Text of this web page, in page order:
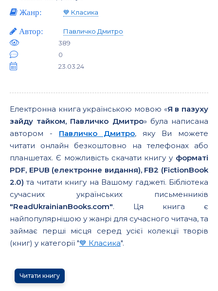
Жанр:
💙 Класика
Автор:
Павличко Дмитро
389
0
23.03.24
Електронна книга українською мовою «Я в пазуху
зайду тайком, Павличко Дмитро» була написана
автором - Павличко Дмитро, яку Ви можете
читати онлайн безкоштовно на телефонах або
планшетах. Є можливість скачати книгу у форматі
PDF, EPUB (електронне видання), FB2 (FictionBook
2.0) та читати книгу на Вашому гаджеті. Бібліотека
сучасних українських письменників
"ReadUkrainianBooks.com". Ця книга є
найпопулярнішою у жанрі для сучасного читача, та
займає перші місця серед усієї колекції творів
(книг) у категорії "💙 Класика".
Читати книгу